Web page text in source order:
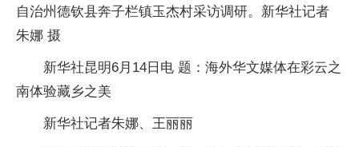
自治州德钦县奔子栏镇玉杰村采访调研。新华社记者
朱娜 摄
新华社昆明6月14日电 题：海外华文媒体在彩云之
南体验藏乡之美
新华社记者朱娜、王丽丽